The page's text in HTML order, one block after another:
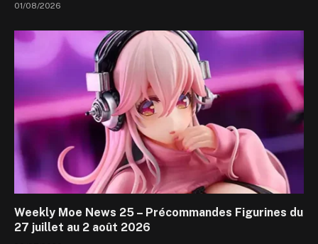
01/08/2026
Weekly Moe News 25 – Précommandes Figurines du
27 juillet au 2 août 2026